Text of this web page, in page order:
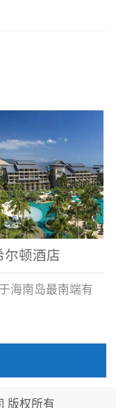
尔顿酒店
海南岛最南端有
岛天堂”之美称的
版权所有